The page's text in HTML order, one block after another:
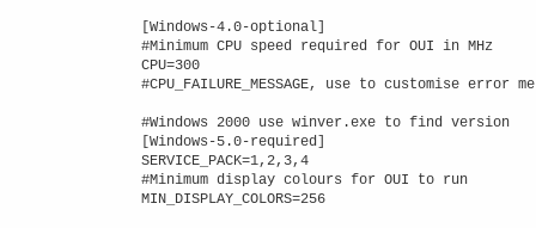
[Windows-4.0-optional]
#Minimum CPU speed required for OUI in MHz
CPU=300
#CPU_FAILURE_MESSAGE, use to customise error
#Windows 2000 use winver.exe to find version
[Windows-5.0-required]
SERVICE_PACK=1,2,3,4
#Minimum display colours for OUI to run
MIN_DISPLAY_COLORS=256